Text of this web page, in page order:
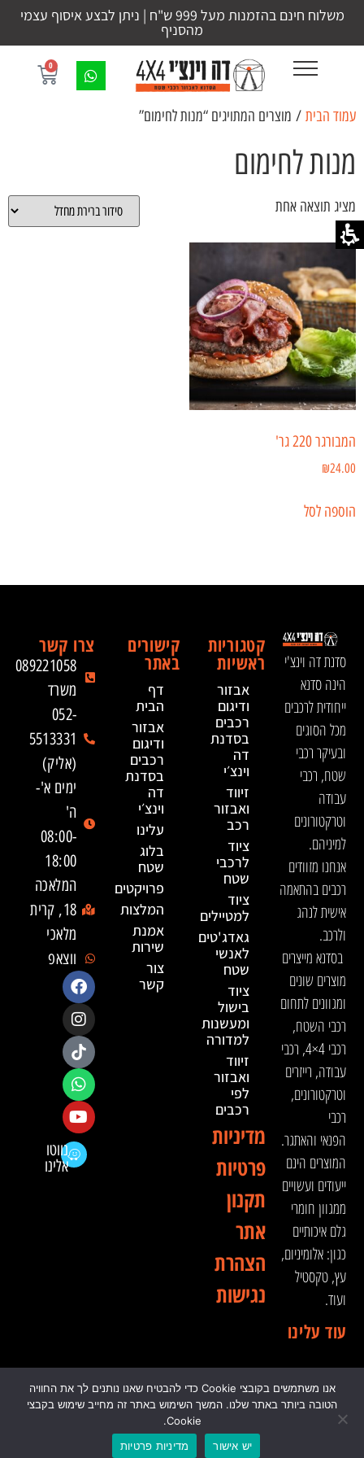
משלוח חינם בהזמנות מעל 999 ש"ח | ניתן לבצע איסוף עצמי
מהסניף
0
עמוד הבית / מוצרים המתויגים “מנות לחימום”
מנות לחימום
מציג תוצאה אחת
המבורגר 220 גר'
₪24.00
הוספה לסל
סדנת דה וינצ'י
הינה סדנא
ייחודית לרכבים
מכל הסוגים
ובעיקר רכבי
שטח, רכבי
עבודה
וטרקטורונים
למיניהם.
אנחנו מזוודים
רכבים בהתאמה
אישית לנהג
ולרכב.
בסדנא מייצרים
מוצרים שונים
ומגוונים לתחום
רכבי השטח,
רכבי 4×4, רכבי
עבודה, רייזרים
וטרקטורונים,
רכבי
הפנאי והאתגר.
המוצרים הינם
ייעודים ועשויים
ממגוון חומרי
גלם איכותיים
כגון: אלומיניום,
עץ, טקסטיל
ועוד.
עוד עלינו
קטגוריות
ראשיות
אבזור
ודיגום
רכבים
בסדנת
דה
וינצ׳י
זיווד
ואבזור
רכב
ציוד
לרכבי
שטח
ציוד
למטיילים
גאדג'טים
לאנשי
שטח
ציוד
בישול
ומעשנות
למדורה
זיווד
ואבזור
לפי
רכבים
מדיניות
פרטיות
תקנון
אתר
הצהרת
נגישות
קישורים
באתר
דף
הבית
אבזור
ודיגום
רכבים
בסדנת
דה
וינצ׳י
עלינו
בלוג
שטח
פרויקטים
המלצות
אמנת
שירות
צור
קשר
צרו קשר
089221058
משרד
052-
5513331
(אליק)
ימים א'-
ה'
08:00-
18:00
המלאכה
18, קרית
מלאכי
ווצאפ
נווטו
אלינו
© 2024 כל הזכויות שמורות לדה וינצ'י - הסדנא לאבזור
רכבי שטח
אנו משתמשים בקובצי Cookie כדי להבטיח שאנו נותנים לך את החוויה
הטובה ביותר באתר שלנו. המשך השימוש באתר זה מחייב שימוש בקבצי
Cookie.
יש אישור
מדיניות פרטיות